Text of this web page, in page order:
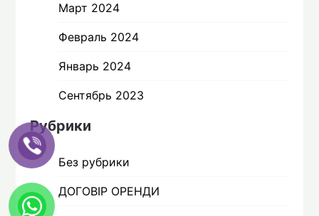
Март 2024
Февраль 2024
Январь 2024
Сентябрь 2023
Рубрики
Без рубрики
ДОГОВІР ОРЕНДИ